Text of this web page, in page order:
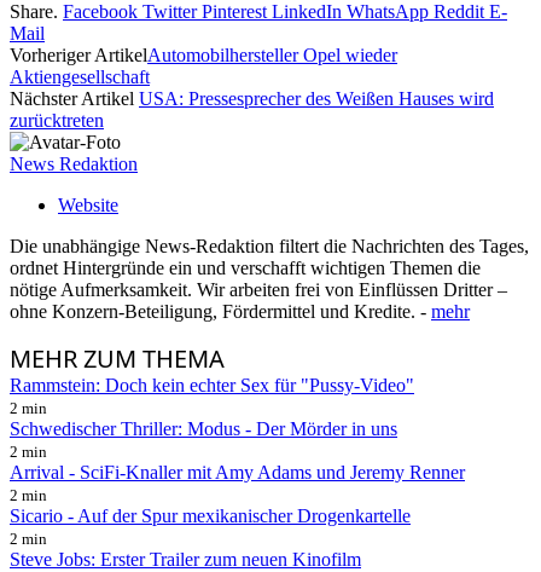
Share. Facebook Twitter Pinterest LinkedIn WhatsApp Reddit E-
Mail
Vorheriger ArtikelAutomobilhersteller Opel wieder
Aktiengesellschaft
Nächster Artikel USA: Pressesprecher des Weißen Hauses wird
zurücktreten
News Redaktion
Website
Die unabhängige News-Redaktion filtert die Nachrichten des Tages,
ordnet Hintergründe ein und verschafft wichtigen Themen die
nötige Aufmerksamkeit. Wir arbeiten frei von Einflüssen Dritter –
ohne Konzern-Beteiligung, Fördermittel und Kredite. - mehr
MEHRZUM THEMA
Rammstein: Doch kein echter Sex für "Pussy-Video"
2 min
Schwedischer Thriller: Modus - Der Mörder in uns
2 min
Arrival - SciFi-Knaller mit Amy Adams und Jeremy Renner
2 min
Sicario - Auf der Spur mexikanischer Drogenkartelle
2 min
Steve Jobs: Erster Trailer zum neuen Kinofilm